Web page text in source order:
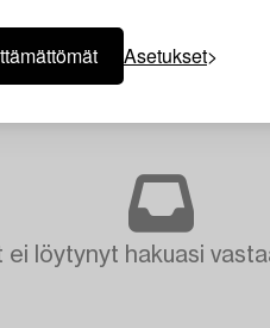
Asetukset
ei löytynyt hakuasi